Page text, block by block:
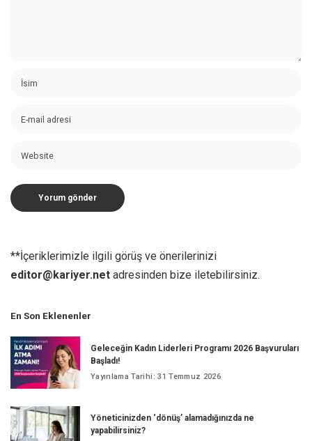
**İçeriklerimizle ilgili görüş ve önerilerinizi
editor@kariyer.net adresinden bize iletebilirsiniz.
En Son Eklenenler
Geleceğin Kadın Liderleri Programı 2026 Başvuruları
Başladı!
Yayınlama Tarihi: 31 Temmuz 2026
Yöneticinizden ‘dönüş’ alamadığınızda ne
yapabilirsiniz?